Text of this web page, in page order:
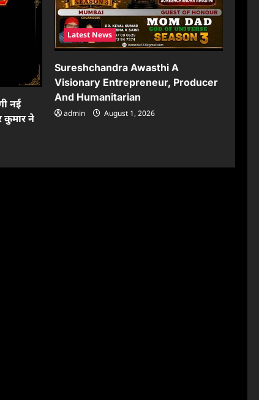
नई
कुमार ने
Latest News
Sureshchandra Awasthi A
Visionary Entrepreneur, Producer
And Humanitarian
admin August 1, 2026